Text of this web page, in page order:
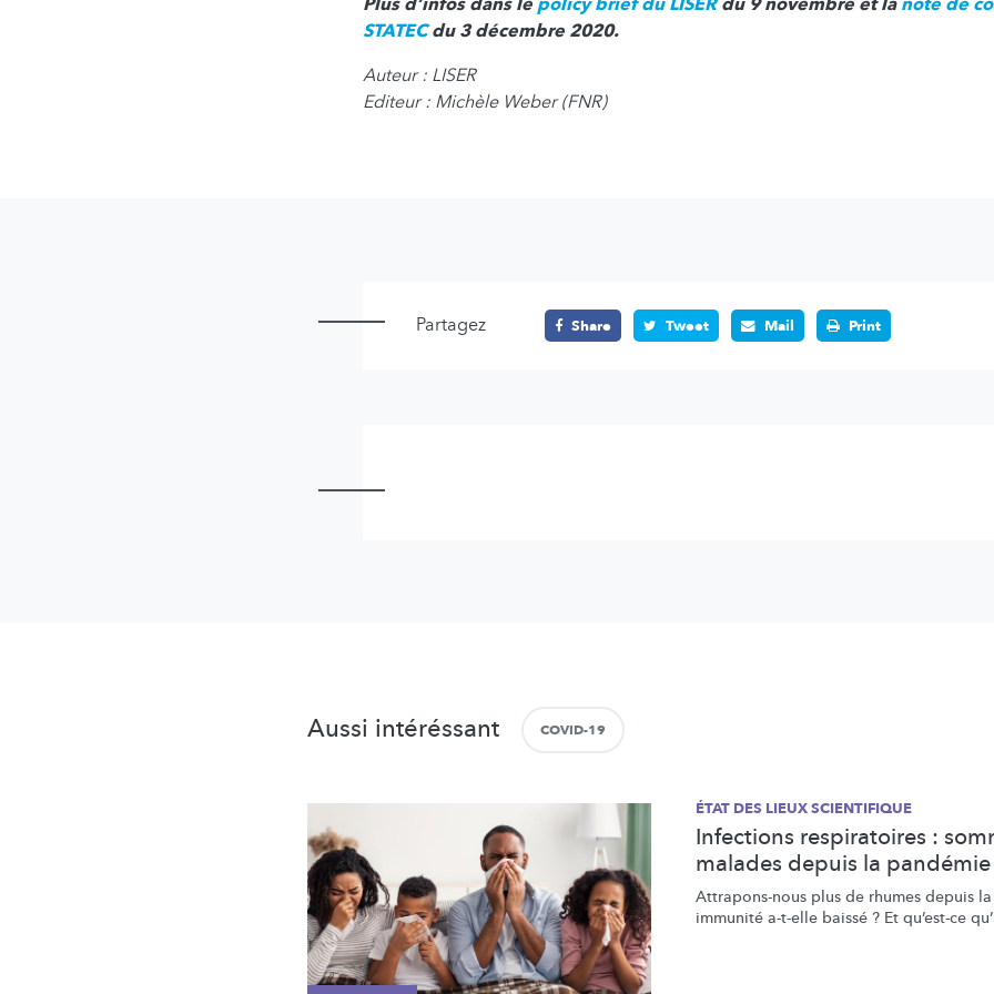
STATECdu 3 décembre 2020.
Auteur : LISER
Editeur : Michèle Weber (FNR)
Partagez Share Tweet Mail Print
Aussi intéréssant COVID-19
ÉTAT DES LIEUX SCIENTIFIQUE
Infections respiratoires :
malades depuis la pandémie
Attrapons-nous plus de rhumes depuis
immunité a-t-elle baissé ? Et qu’est-ce